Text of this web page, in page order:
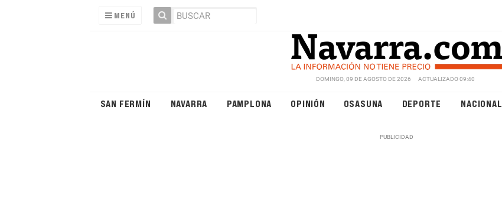
MENÚ
DOMINGO, 09 DE AGOSTO DE 2026 ACTUALIZADO 09:40
SAN FERMÍN NAVARRA PAMPLONA OPINIÓN OSASUNA DEPORTE NACIONAL